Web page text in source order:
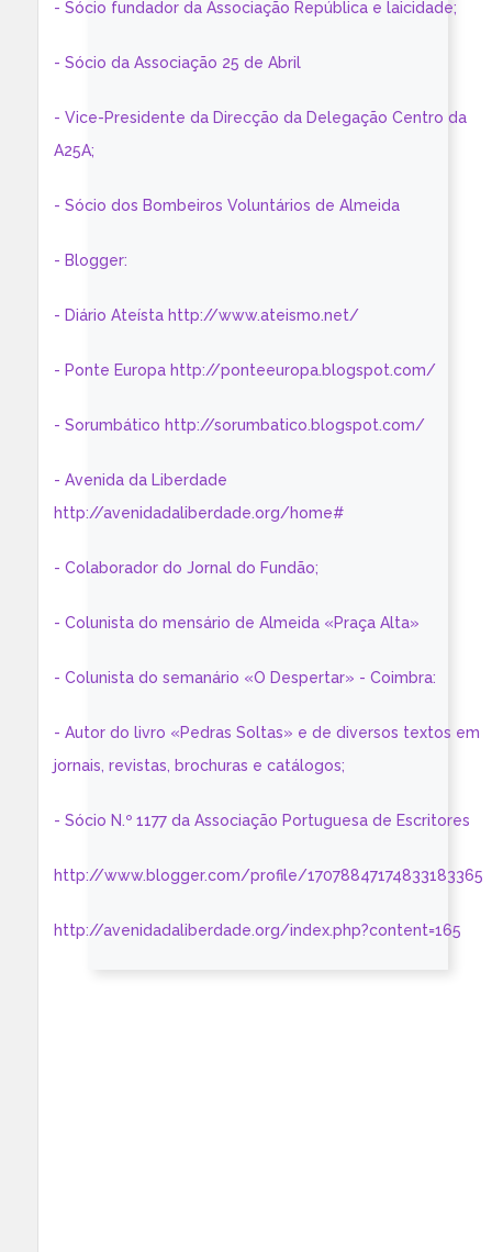
- Sócio fundador da Associação República e laicidade;
- Sócio da Associação 25 de Abril
- Vice-Presidente da Direcção da Delegação Centro da
A25A;
- Sócio dos Bombeiros Voluntários de Almeida
- Blogger:
- Diário Ateísta http://www.ateismo.net/
- Ponte Europa http://ponteeuropa.blogspot.com/
- Sorumbático http://sorumbatico.blogspot.com/
- Avenida da Liberdade
http://avenidadaliberdade.org/home#
- Colaborador do Jornal do Fundão;
- Colunista do mensário de Almeida «Praça Alta»
- Colunista do semanário «O Despertar» - Coimbra:
- Autor do livro «Pedras Soltas» e de diversos textos em
jornais, revistas, brochuras e catálogos;
- Sócio N.º 1177 da Associação Portuguesa de Escritores
http://www.blogger.com/profile/17078847174833183365
http://avenidadaliberdade.org/index.php?content=165